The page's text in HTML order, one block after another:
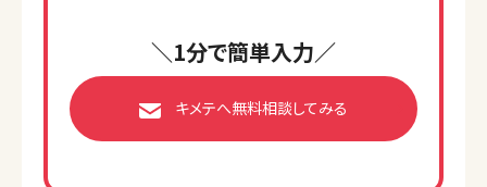
＼1分で簡単入力／
キメテへ無料相談してみる